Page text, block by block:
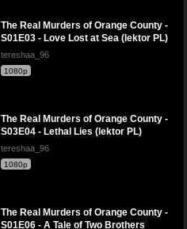
The Real Murders of Orange County -
S01E03 - Love Lost at Sea (lektor PL)
tereshaa_96
1080p
The Real Murders of Orange County -
S03E04 - Lethal Lies (lektor PL)
tereshaa_96
1080p
The Real Murders of Orange County -
S01E06 - A Tale of Two Brothers